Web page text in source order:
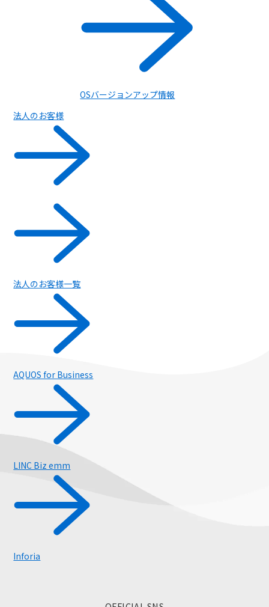
スマホ活用術
OSバージョンアップ情報
法人のお客様
法人のお客様一覧
AQUOS for Business
LINC Biz emm
Inforia